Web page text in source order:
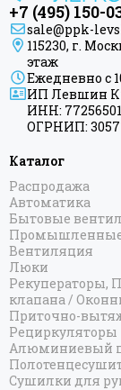
+7 (495) 150-
sale@ppk-
115230, г.
этаж
Ежедневно с
ИП Левшин
ИНН:
ОГРНИП:
Каталог
Распродажа
Автоматика
Бытовые
Промышленные
Вентиляция
Люки
Рекуператоры,
клапана /
Приточно-
Рециркуляторы
Алюминиевый
Сушилки для